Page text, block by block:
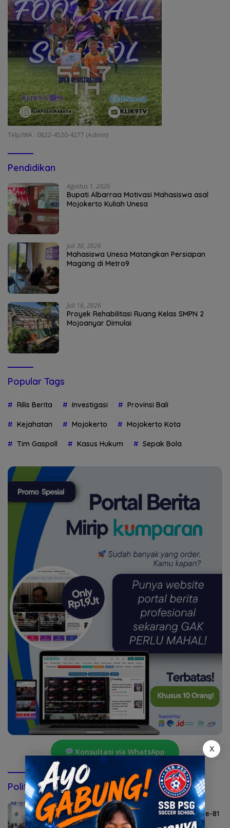
Telp/WA : 0822-4520-4277 (Admin)
Pendidikan
Agustus 1, 2026
Bupati Albarraa Motivasi Mahasiswa asal
Mojokerto Kuliah Unesa
Juli 30, 2026
Mahasiswa Unesa Matangkan Persiapan
Magang di Metro9
Juli 16, 2026
Proyek Rehabilitasi Ruang Kelas SMPN 2
Mojoanyar Dimulai
Popular Tags
Rilis Berita Investigasi Provinsi Bali
Kejahatan Mojokerto Mojokerto Kota
Tim Gaspoll Kasus Hukum Sepak Bola
Konsultasi via WhatsApp
Politik & Pemerintahan
Agustus 6, 2026
Lomba Agustusan Semarakkan HUT RI ke-81
di Mojokerto
X